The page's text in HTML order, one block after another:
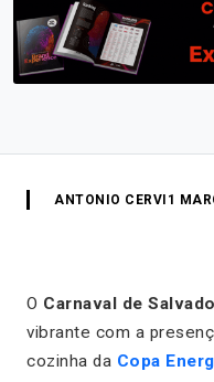
ANTONIO CERVI 1
O Carnaval de
vibrante com a
cozinha da Copa